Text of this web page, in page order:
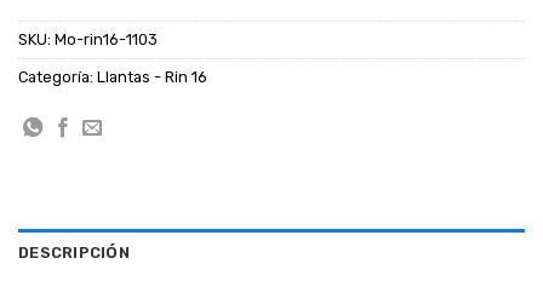
SKU: Mo-rin16-1103
Categoría: Llantas - Rin 16
DESCRIPCIÓN